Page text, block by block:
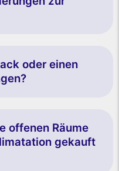
oder einen
offenen Räume
gekauft